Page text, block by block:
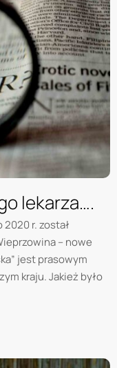
lekarza….
r. został
– nowe
jest prasowym
kraju. Jakież było